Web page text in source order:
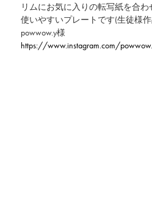
リムにお気に入りの転写紙を合わ
使いやすいプレートです(生徒様
powwow.y様
https://www.instagram.com/